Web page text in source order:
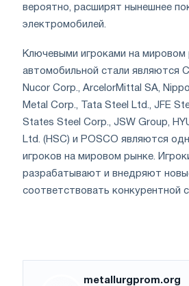
вероятно, расширят нынешнее
электромобилей.
Ключевыми игроками на мировом
автомобильной стали являются
Nucor Corp., ArcelorMittal SA,
Metal Corp., Tata Steel Ltd., JFE
States Steel Corp., JSW Group,
Ltd. (HSC) и POSCO являются
игроков на мировом рынке.
разрабатывают и внедряют
соответствовать конкурентной
metallurgprom.org